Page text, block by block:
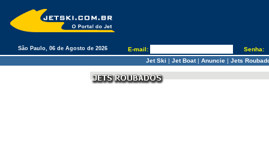
São Paulo, 06 de Agosto de 2026 E-mail:
Senha:
Jet Ski | Jet Boat| Anuncie| Jets